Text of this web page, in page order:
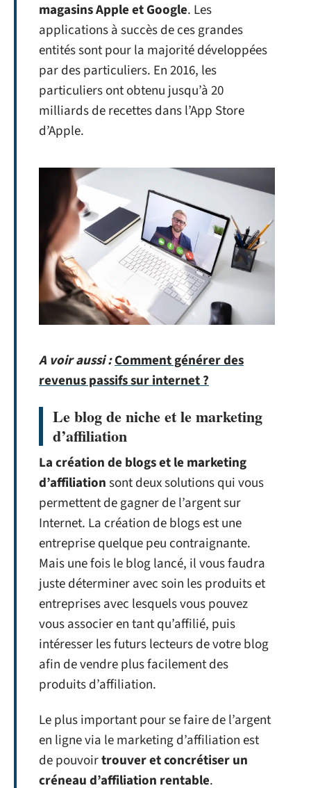
magasins Apple et Google. Les
applications à succès de ces grandes
entités sont pour la majorité développées
par des particuliers. En 2016, les
particuliers ont obtenu jusqu’à 20
milliards de recettes dans l’App Store
d’Apple.
A voir aussi :Comment générer des
revenus passifs sur internet ?
Le blog de niche et le marketing
d’affiliation
La création de blogs et le marketing
d’affiliationsont deux solutions qui vous
permettent de gagner de l’argent sur
Internet. La création de blogs est une
entreprise quelque peu contraignante.
Mais une fois le blog lancé, il vous faudra
juste déterminer avec soin les produits et
entreprises avec lesquels vous pouvez
vous associer en tant qu’affilié, puis
intéresser les futurs lecteurs de votre blog
afin de vendre plus facilement des
produits d’affiliation.
Le plus important pour se faire de l’argent
en ligne via le marketing d’affiliation est
de pouvoirtrouver et concrétiser un
créneau d’affiliation rentable.